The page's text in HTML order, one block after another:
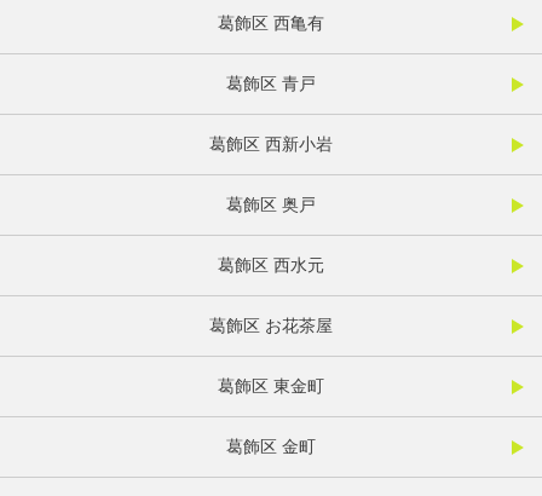
葛飾区 西亀有
葛飾区 青戸
葛飾区 西新小岩
葛飾区 奥戸
葛飾区 西水元
葛飾区 お花茶屋
葛飾区 東金町
葛飾区 金町